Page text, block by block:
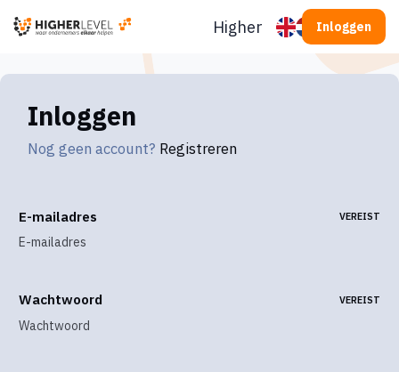
Higherlevel Inloggen
Inloggen
Nog geen account? Registreren
E-mailadres VEREIST
Wachtwoord VEREIST